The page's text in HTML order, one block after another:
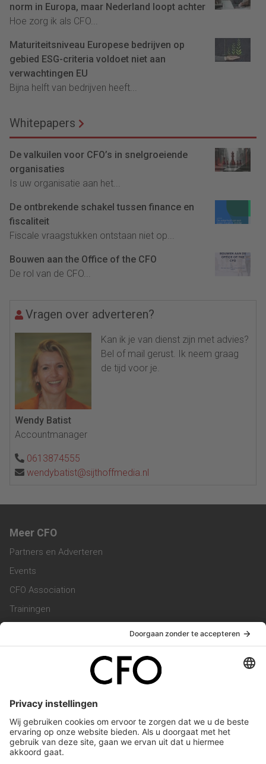
norm in Europa, maar Nederland loopt achter
Hoe zorg ik als CFO...
Maturiteitsniveau Europese bedrijven op
gebied ESG-criteria voldoet niet aan
verwachtingen EU
Bijna helft van bedrijven heeft...
Whitepapers
De valkuilen voor CFO’s in snelgroeiende
organisaties
Is uw organisatie aan het...
De ontbrekende schakel tussen finance en
fiscaliteit
Fiscale vraagstukken ontstaan niet op...
Bouwen aan the Office of the CFO
De rol van de CFO...
Vragen over adverteren?
Kan ik je van dienst zijn met advies?
Bel of mail gerust. Ik neem graag
de tijd voor je.
Wendy Batist
Accountmanager
0613874555
wendybatist@sijthoffmedia.nl
Meer CFO
Partners en Adverteren
Events
CFO Association
Trainingen
Vacatures
Service & Contact
Werken bij ons
Privacy Statement
Algemene Voorwaarden